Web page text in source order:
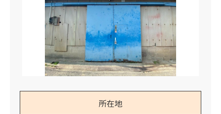
所在地